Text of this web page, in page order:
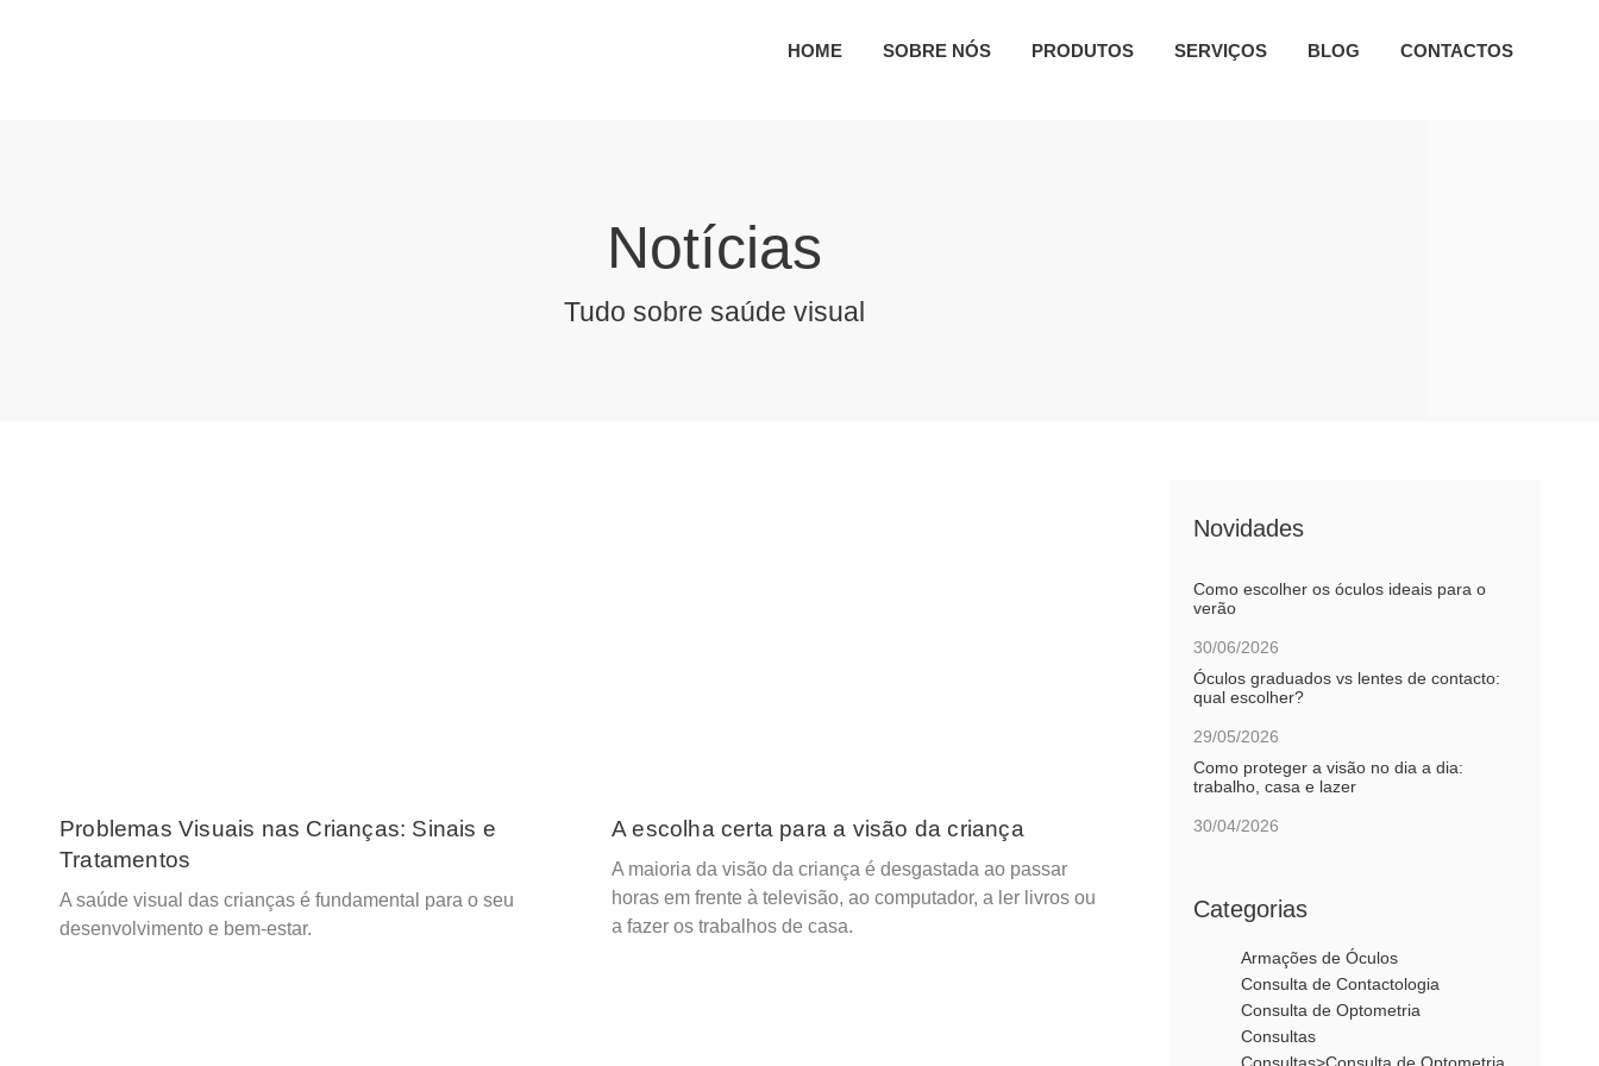
HOME SOBRE NÓS PRODUTOS SERVIÇOS BLOG CONTACTOS
Notícias
Tudo sobre saúde visual
Problemas Visuais nas Crianças: Sinais e
Tratamentos
A saúde visual das crianças é fundamental para o seu
desenvolvimento e bem-estar.
A escolha certa para a visão da criança
A maioria da visão da criança é desgastada ao passar
horas em frente à televisão, ao computador, a ler livros ou
a fazer os trabalhos de casa.
Novidades
Como escolher os óculos ideais para o
verão
30/06/2026
Óculos graduados vs lentes de contacto:
qual escolher?
29/05/2026
Como proteger a visão no dia a dia:
trabalho, casa e lazer
30/04/2026
Categorias
Armações de Óculos
Consulta de Contactologia
Consulta de Optometria
Consultas